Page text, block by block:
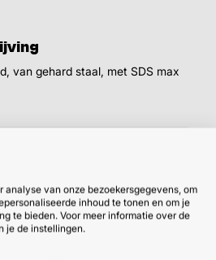
van gehard staal, met SDS max
SDS-
analyse van onze bezoekersgegevens, om
inhoud te tonen en om je
te bieden. Voor meer informatie over de
je de instellingen.